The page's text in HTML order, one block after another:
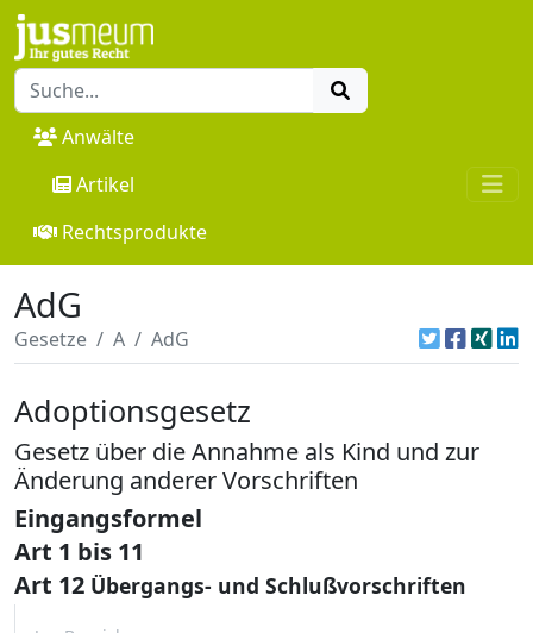
Anwälte
Artikel
Rechtsprodukte
AdG
Gesetze A AdG
Adoptionsgesetz
Gesetz über die Annahme als Kind und zur
Änderung anderer Vorschriften
Eingangsformel
Art 1 bis 11
Art 12 Übergangs- und Schlußvorschriften